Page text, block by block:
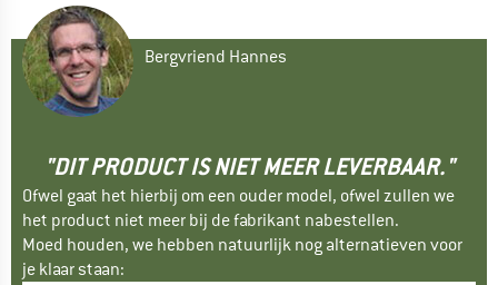
Bergvriend Hannes
"DIT PRODUCT IS NIET MEER LEVERBAAR."
Ofwel gaat het hierbij om een ouder model, ofwel zullen we
het product niet meer bij de fabrikant nabestellen.
Moed houden, we hebben natuurlijk nog alternatieven voor
je klaar staan: